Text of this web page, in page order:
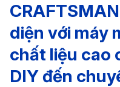
diện với máy
chất liệu cao
DIY đến